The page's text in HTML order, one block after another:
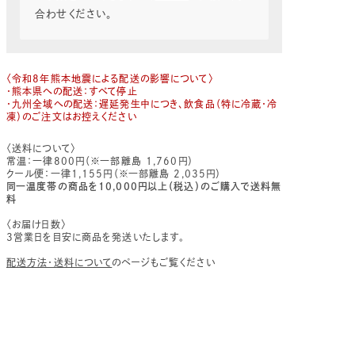
合わせください。
〈令和8年熊本地震による配送の影響について〉
・熊本県への配送：すべて停止
・九州全域への配送：遅延発生中につき、飲食品（特に冷蔵・冷
凍）のご注文はお控えください
〈送料について〉
常温：一律800円（※一部離島 1,760円）
クール便：一律1,155円（※一部離島 2,035円）
同一温度帯の商品を10,000円以上（税込）のご購入で送料無
料
〈お届け日数〉
3営業日を目安に商品を発送いたします。
配送方法・送料について のページもご覧ください